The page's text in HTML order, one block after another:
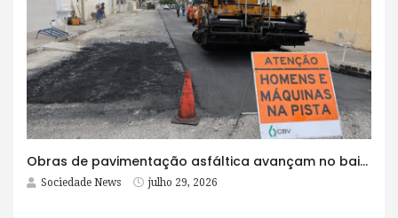
Obras de pavimentação asfáltica avançam no bairro Brasília e chegam a mais quatro ruas
Sociedade News julho 29, 2026